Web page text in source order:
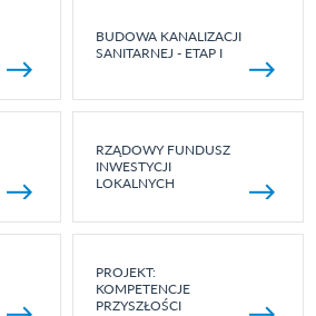
BUDOWA KANALIZACJI
SANITARNEJ - ETAP I
RZĄDOWY FUNDUSZ
INWESTYCJI
LOKALNYCH
PROJEKT:
KOMPETENCJE
PRZYSZŁOŚCI